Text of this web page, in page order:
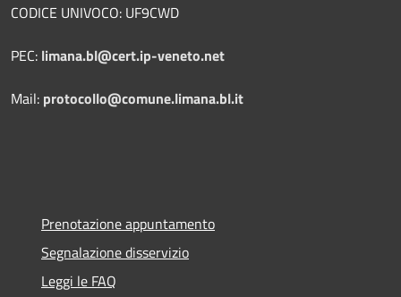
CODICE UNIVOCO: UF9CWD
PEC: limana.bl@cert.ip-veneto.net
Mail: protocollo@comune.limana.bl.it
Prenotazione appuntamento
Segnalazione disservizio
Leggi le FAQ